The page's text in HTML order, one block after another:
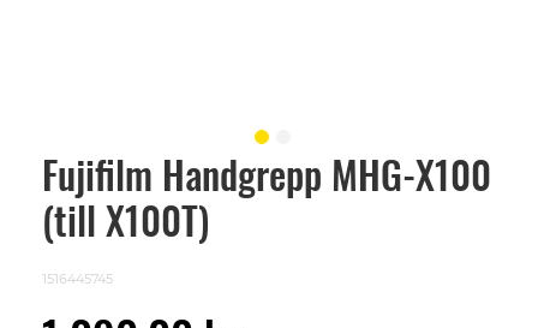
Fujifilm Handgrepp MHG-X100
(till X100T)
1516445745
Skip
beginning
images